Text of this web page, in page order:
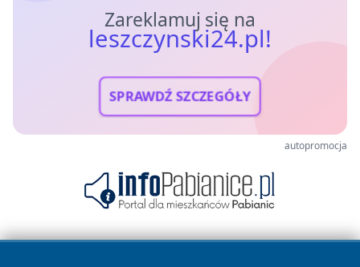
Zareklamuj się na
leszczynski24.pl!
SPRAWDŹ SZCZEGÓŁY
autopromocja